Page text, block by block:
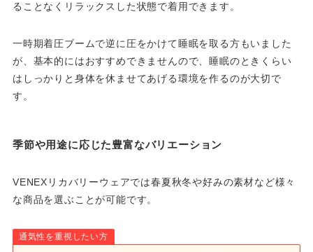
ることなくリラックスした状態で着用できます。
一時期着圧ブームで逆に圧をかけて睡眠を取る方もいました
が、基本的にはおすすめできませんので、睡眠のときくらい
はしっかりと身体を休ませてあげる環境を作るのが大切で
す。
季節や用途に応じた豊富なバリエーション
VENEXリカバリーウェアでは春夏秋冬や好みの素材など様々
な商品を選ぶことが可能です。
通気性を重視したい方